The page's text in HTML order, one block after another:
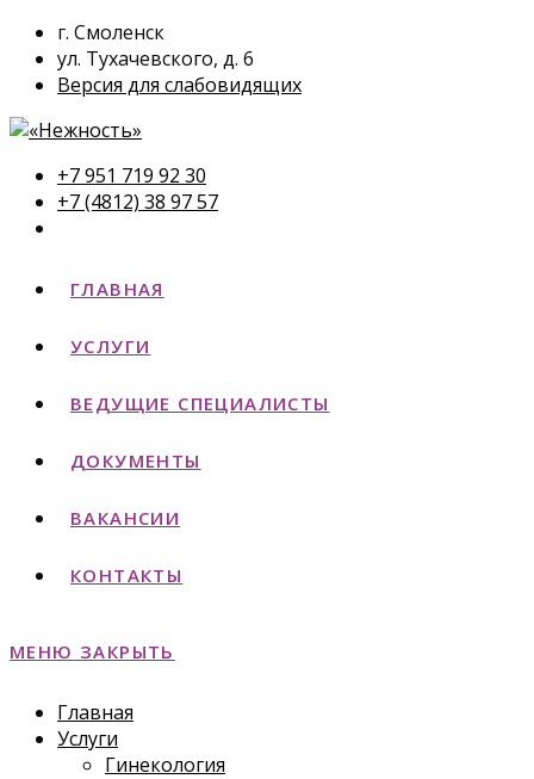
г. Смоленск
ул. Тухачевского, д. 6
Версия для слабовидящих
+7 951 719 92 30
+7 (4812) 38 97 57
ГЛАВНАЯ
УСЛУГИ
ВЕДУЩИЕ СПЕЦИАЛИСТЫ
ДОКУМЕНТЫ
ВАКАНСИИ
КОНТАКТЫ
МЕНЮ ЗАКРЫТЬ
Главная
Услуги
Гинекология